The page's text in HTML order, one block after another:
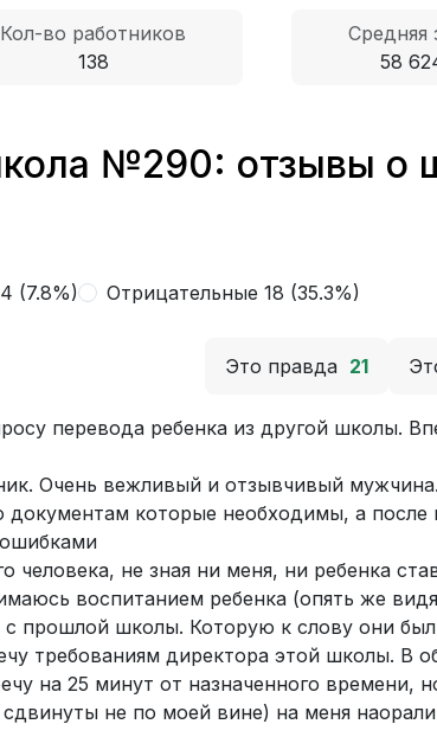
Кол-во работников
138
Средняя
58
№290: отзывы о
(7.8%) Отрицательные 18 (35.3%)
Это правда 21
перевода ребенка из другой школы.
Очень вежливый и отзывчивый мужчина.
которые необходимы, а после
человека, не зная ни меня, ни ребенка
воспитанием ребенка (опять же
с прошлой школы. Которую к слову они
требованиям директора этой школы. В
на 25 минут от назначенного времени,
не по моей вине) на меня